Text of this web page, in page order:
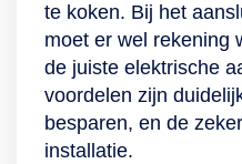
te koken. Bij het
moet er wel rekening
de juiste elektrische
voordelen zijn
besparen, en de
installatie.